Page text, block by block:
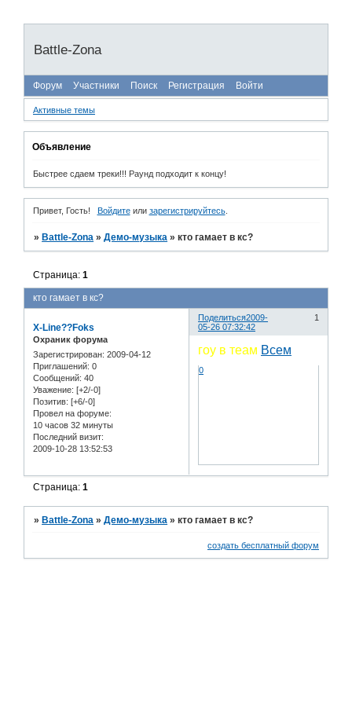
Battle-Zona
Форум Участники Поиск Регистрация Войти
Активные темы
Объявление
Быстрее сдаем треки!!! Раунд подходит к концу!
Привет, Гость! Войдитеили зарегистрируйтесь.
» Battle-Zona »Демо-музыка »кто гамает в кс?
кто гамает в кс?
Страница:1
Поделиться 1
2009-
05-26 07:32:42
X-Line??Foks
Охраник форума
Зарегистрирован: 2009-04-12
Приглашений: 0
Сообщений: 40
Уважение: [+2/-0]
Позитив: [+6/-0]
Провел на форуме:
10 часов 32 минуты
Последний визит:
2009-10-28 13:52:53
гоу в теам Всем
0
Страница:1
» Battle-Zona »Демо-музыка »кто гамает в кс?
создать бесплатный форум